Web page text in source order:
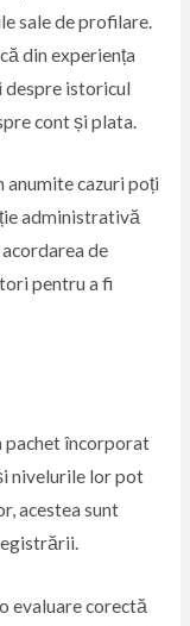
sale de profilare.
din experiența
despre istoricul
cont și plata.
cazuri poți
administrativă
de
pentru a fi
pachet încorporat
nivelurile lor pot
acestea sunt
evaluare corectă